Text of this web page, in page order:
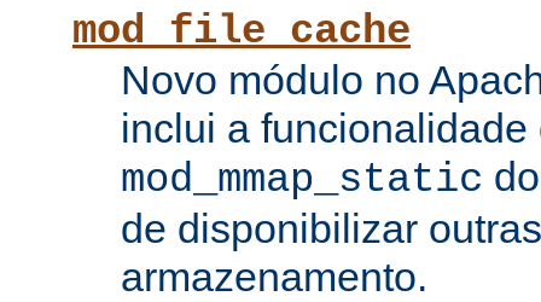
mod_file_cache
Novo módulo no
inclui a funcionalidade
mod_mmap_static
de disponibilizar
armazenamento.